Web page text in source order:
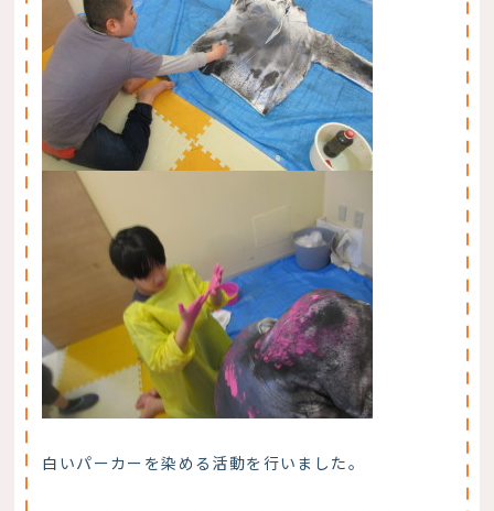
白いパーカーを染める活動を行いました。